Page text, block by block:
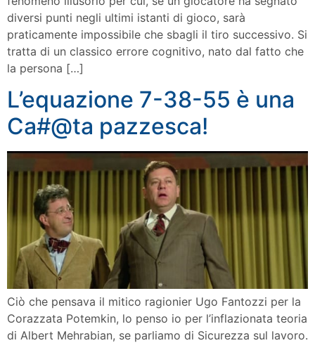
diversi punti negli ultimi istanti di gioco, sarà
praticamente impossibile che sbagli il tiro successivo. Si
tratta di un classico errore cognitivo, nato dal fatto che
la persona […]
L’equazione 7-38-55 è una
Ca#@ta pazzesca!
Ciò che pensava il mitico ragionier Ugo Fantozzi per la
Corazzata Potemkin, lo penso io per l’inflazionata teoria
di Albert Mehrabian, se parliamo di Sicurezza sul lavoro.